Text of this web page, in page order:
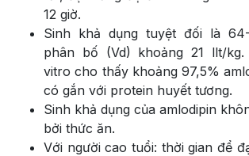
12 giờ.
Sinh khả dụng tuyệt đối là
phân bố (Vd) khoảng 21 llt/
vitro cho thấy khoảng 97,5%
có gắn với protein huyết tương.
Sinh khả dụng của amlodipin
bởi thức ăn.
Với người cao tuổi: thời gian để